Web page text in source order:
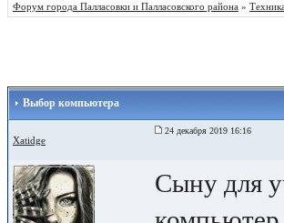
Форум города Палласовки и Палласовского района »
Выбор компьютера
Xatidge
24 декабря 2019 16:16
Сыну для